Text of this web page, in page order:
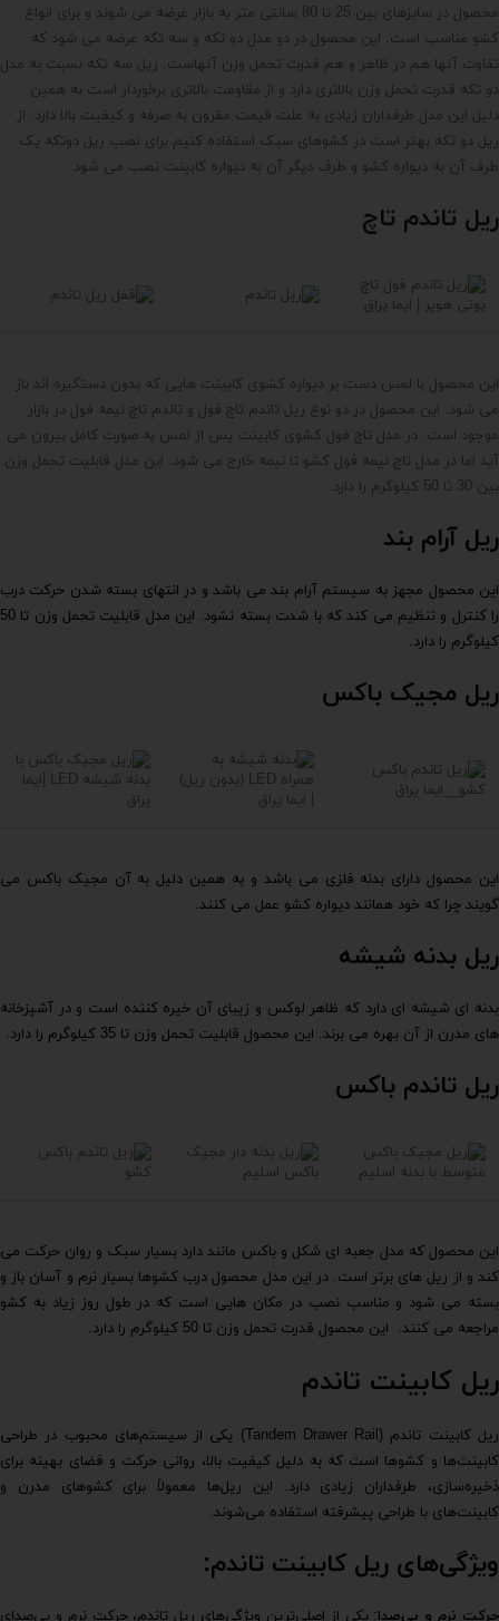
محصول در سایزهای بین 25 تا 80 سانتی متر به بازار عرضه می شوند و برای انواع
کشو مناسب است. این محصول در دو مدل دو تکه و سه تکه عرضه می شود که
تفاوت آنها هم در ظاهر و هم قدرت تحمل وزن آنهاست. ریل سه تکه نسبت به مدل
دو تکه قدرت تحمل وزن بالاتری دارد و از مقاومت بالاتری برخوردار است به همین
دلیل این مدل طرفداران زیادی به علت قیمت مقرون به صرفه و کیفیت بالا دارد. از
ریل دو تکه بهتر است در کشوهای سبک استفاده کنیم.برای نصب ریل دوتکه یک
طرف آن به دیواره کشو و طرف دیگر آن به دیواره کابینت نصب می شود.
ریل تاندم تاچ
این محصول با لمس دست بر دیواره کشوی کابینت هایی که بدون دستگیره اند باز
می شود. این محصول در دو نوع ریل تاندم تاچ فول و تاندم تاچ نیمه فول در بازار
موجود است. در مدل تاچ فول کشوی کابینت پس از لمس به صورت کامل بیرون می
آید اما در مدل تاچ نیمه فول کشو تا نیمه خارج می شود. این مدل قابلیت تحمل وزن
بین 30 تا 50 کیلوگرم را دارد.
ریل آرام بند
این محصول مجهز به سیستم آرام بند می باشد و در انتهای بسته شدن حرکت درب
را کنترل و تنظیم می کند که با شدت بسته نشود. این مدل قابلیت تحمل وزن تا 50
کیلوگرم را دارد.
ریل مجیک باکس
این محصول دارای بدنه فلزی می باشد و به همین دلیل به آن مجیک باکس می
گویند چرا که خود همانند دیواره کشو عمل می کنند.
ریل بدنه شیشه
بدنه ای شیشه ای دارد که ظاهر لوکس و زیبای آن خیره کننده است و در آشپزخانه
های مدرن از آن بهره می برند. این محصول قابلیت تحمل وزن تا 35 کیلوگرم را دارد.
ریل تاندم باکس
این محصول که مدل جعبه ای شکل و باکس مانند دارد بسیار سبک و روان حرکت می
کند و از ریل های برتر است. در این مدل محصول درب کشوها بسیار نرم و آسان باز و
بسته می شود و مناسب نصب در مکان هایی است که در طول روز زیاد به کشو
مراجعه می کنند. این محصول قدرت تحمل وزن تا 50 کیلوگرم را دارد.
ریل کابینت تاندم
ریل کابینت تاندم (Tandem Drawer Rail) یکی از سیستم‌های محبوب در طراحی
کابینت‌ها و کشوها است که به دلیل کیفیت بالا، روانی حرکت و فضای بهینه برای
ذخیره‌سازی، طرفداران زیادی دارد. این ریل‌ها معمولاً برای کشوهای مدرن و
کابینت‌های با طراحی پیشرفته استفاده می‌شوند.
ویژگی‌های ریل کابینت تاندم:
حرکت نرم و بی‌صدا: یکی از اصلی‌ترین ویژگی‌های ریل تاندم، حرکت نرم و بی‌صدای